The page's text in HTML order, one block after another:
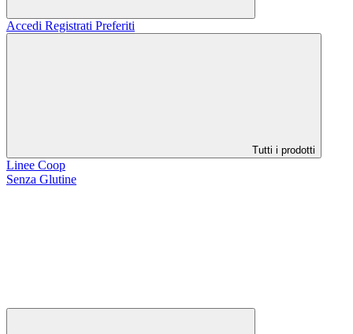
Accedi Registrati Preferiti
Tutti i prodotti
Linee Coop
Senza Glutine